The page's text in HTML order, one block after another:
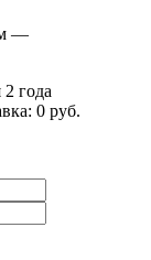
—
2 года
0 руб.